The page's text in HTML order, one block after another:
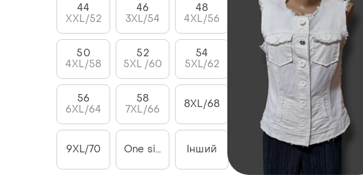
44
XXL/52
46
3XL/54
48
4XL/56
50
4XL/58
52
5XL /60
54
5XL/62
56
6XL/64
58
7XL/66
8XL/68
9XL/70 One size Інший